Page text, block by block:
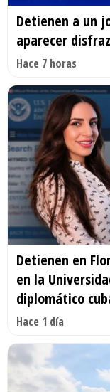
Detienen a un
aparecer
Hace 7 horas
Detienen en
en la
diplomático
Hace 1 día